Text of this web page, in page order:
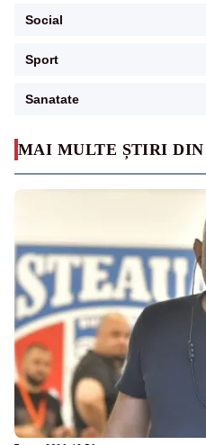
MAI MULTE ȘTIRI DIN
Social
Sport
Sanatate